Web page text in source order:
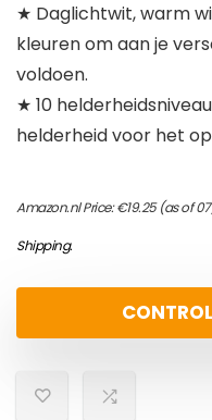
★ Daglichtwit, warm
kleuren om aan je
voldoen.
★ 10
helderheid voor het
Amazon.nl Price:€19.25(as of
Shipping.